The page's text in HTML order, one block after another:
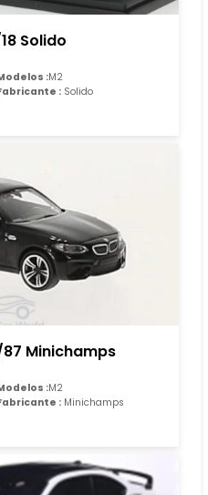
Solido
:M2
: Solido
87 Minichamps
:M2
: Minichamps